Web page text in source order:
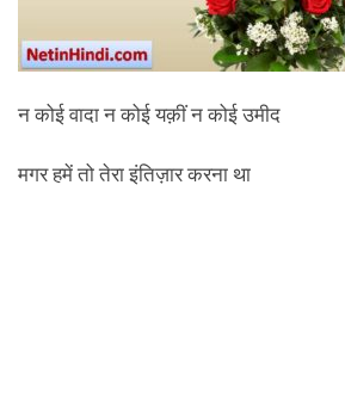
न कोई वादा न कोई यक़ीं न कोई उमीद
मगर हमें तो तेरा इंतिज़ार करना था